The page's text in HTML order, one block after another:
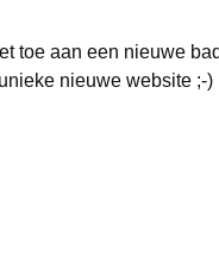
toe aan een nieuwe
nieuwe website ;-)